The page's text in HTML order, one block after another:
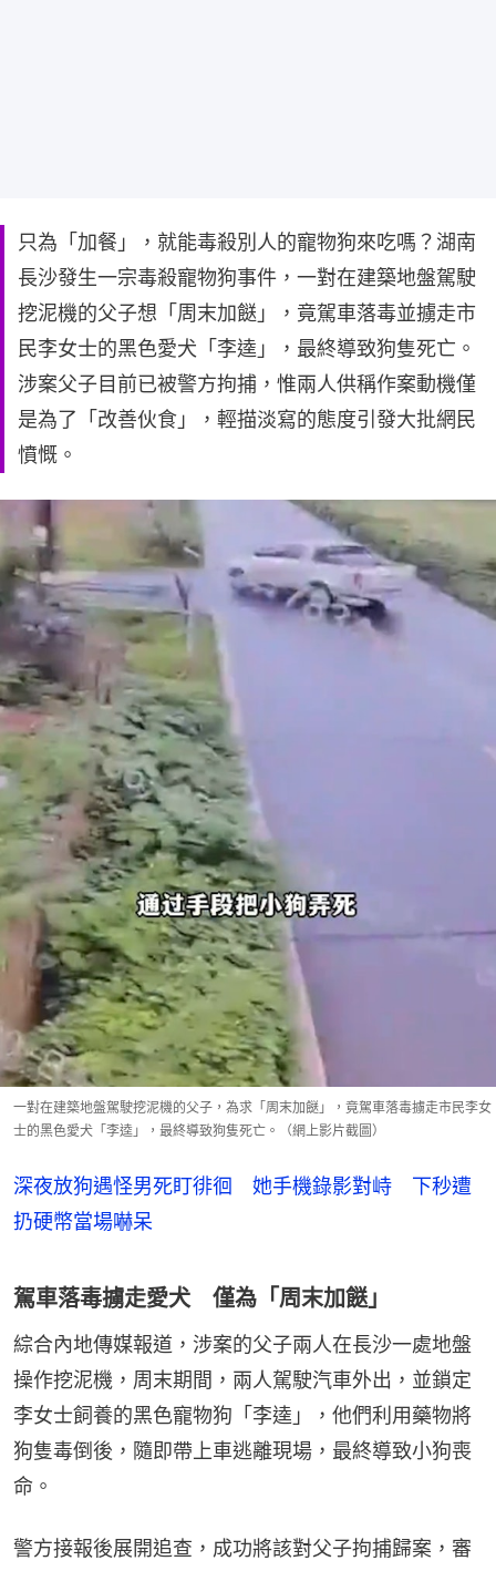
只為「加餐」，就能毒殺別人的寵物狗來吃嗎？湖南
長沙發生一宗毒殺寵物狗事件，一對在建築地盤駕駛
挖泥機的父子想「周末加餸」，竟駕車落毒並擄走市
民李女士的黑色愛犬「李逵」，最終導致狗隻死亡。
涉案父子目前已被警方拘捕，惟兩人供稱作案動機僅
是為了「改善伙食」，輕描淡寫的態度引發大批網民
憤慨。
一對在建築地盤駕駛挖泥機的父子，為求「周末加餸」，竟駕車落毒擄走市民李女
士的黑色愛犬「李逵」，最終導致狗隻死亡。（網上影片截圖）
深夜放狗遇怪男死盯徘徊 她手機錄影對峙 下秒遭
扔硬幣當場嚇呆
駕車落毒擄走愛犬 僅為「周末加餸」
綜合內地傳媒報道，涉案的父子兩人在長沙一處地盤
操作挖泥機，周末期間，兩人駕駛汽車外出，並鎖定
李女士飼養的黑色寵物狗「李逵」，他們利用藥物將
狗隻毒倒後，隨即帶上車逃離現場，最終導致小狗喪
命。
警方接報後展開追查，成功將該對父子拘捕歸案，審